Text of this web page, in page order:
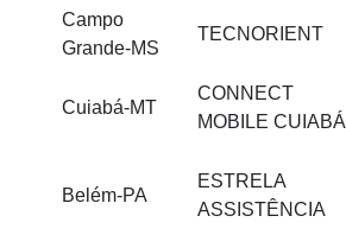
Campo
Grande-MS
TECNORIENT
Cuiabá-MT
CONNECT
MOBILE CUIABÁ
Belém-PA
ESTRELA
ASSISTÊNCIA